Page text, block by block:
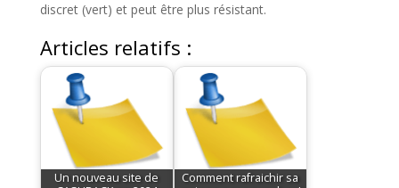
discret (vert) et peut être plus résistant.
Articles relatifs :
Un nouveau site de
Comment rafraichir sa